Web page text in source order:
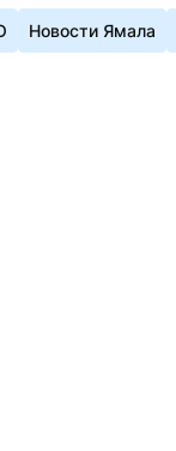
Новости Ямала